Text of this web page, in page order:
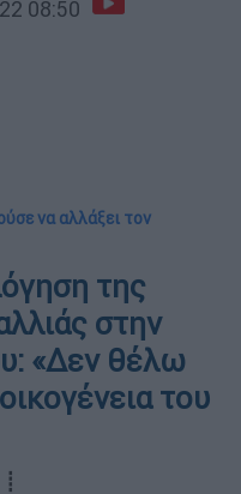
08:50
να αλλάξει τον
της
στην
«Δεν θέλω
του